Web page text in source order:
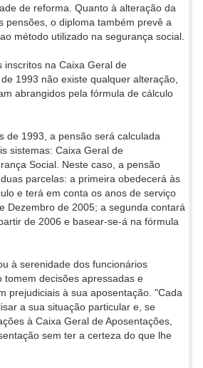
de reforma. Quanto à alteração da
pensões, o diploma também prevê a
método utilizado na segurança social.
inscritos na Caixa Geral de
1993 não existe qualquer alteração,
abrangidos pela fórmula de cálculo
de 1993, a pensão será calculada
sistemas: Caixa Geral de
Social. Neste caso, a pensão
parcelas: a primeira obedecerá às
e terá em conta os anos de serviço
Dezembro de 2005; a segunda contará
de 2006 e basear-se-á na fórmula
à serenidade dos funcionários
tomem decisões apressadas e
prejudiciais à sua aposentação. "Cada
a sua situação particular e, se
à Caixa Geral de Aposentações,
sem ter a certeza do que lhe